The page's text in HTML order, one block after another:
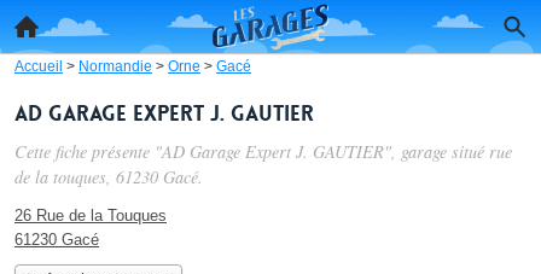
Accueil > Normandie > Orne > Gacé
AD Garage Expert J. GAUTIER
Cette fiche présente "AD Garage Expert J. GAUTIER", garage situé rue
de la touques, 61230 Gacé.
26 Rue de la Touques
61230 Gacé